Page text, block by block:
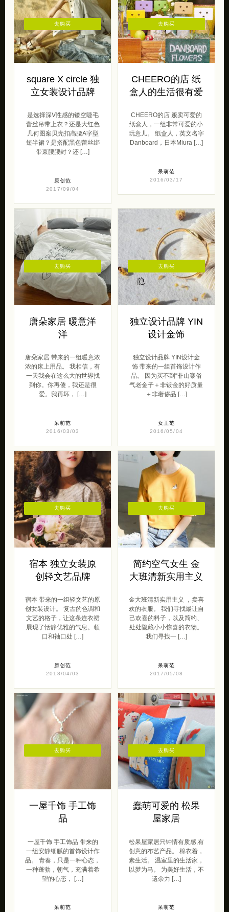
square X circle 独
立女装设计品牌
是选择深V性感的镂空睫毛
蕾丝吊带上衣？还是大红色
几何图案贝壳扣高腰A字型
短半裙？是搭配黑色蕾丝绑
带束腰腰封？还 […]
原创范
2017/09/04
去购买
CHEERO的店 纸
盒人的生活很有爱
CHEERO的店 贩卖可爱的
纸盒人，一组非常可爱的小
玩意儿。 纸盒人，英文名字
Danboard，日本Miura […]
呆萌范
2016/03/17
去购买
唐朵家居 暖意洋
洋
唐朵家居 带来的一组暖意浓
浓的床上用品。 我相信，有
一天我会在这么大的世界找
到你。你再傻，我还是很
爱。我再坏， […]
呆萌范
2016/03/03
去购买
独立设计品牌 YIN
设计金饰
独立设计品牌 YIN设计金
饰 带来的一组首饰设计作
品。 因为买不到“非山寨俗
气老金子＋非镀金的好质量
＋非奢侈品 […]
女王范
2016/05/04
去购买
宿本 独立女装原
创轻文艺品牌
宿本 带来的一组轻文艺的原
创女装设计。 复古的色调和
文艺的格子，让这条连衣裙
展现了恬静优雅的气息。领
口和袖口处 […]
原创范
2018/04/03
去购买
简约空气女生 金
大班清新实用主义
金大班清新实用主义 ，卖喜
欢的衣服。 我们寻找最让自
己欢喜的料子，以及简约、
处处隐藏小小惊喜的衣物。
我们寻找一 […]
呆萌范
2017/05/08
去购买
一屋千饰 手工饰
品
一屋千饰 手工饰品 带来的
一组安静细腻的首饰设计作
品。 青春，只是一种心态，
一种蓬勃，朝气，充满着希
望的心态， […]
呆萌范
去购买
蠢萌可爱的 松果
屋家居
松果屋家居只钟情有质感,有
创意的布艺产品。 棉衣着，
素生活。 温室里的生活家，
以梦为马。 为美好生活，不
遗余力 […]
呆萌范
去购买